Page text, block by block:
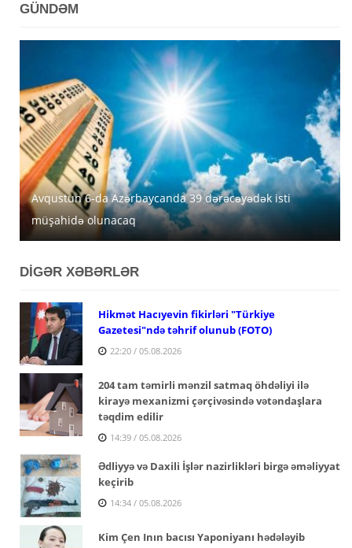
GÜNDƏM
Avqustun 6-da Azərbaycanda 39 dərəcəyədək isti
müşahidə olunacaq
Azərbaycanda avqustun 5-nə gözlənilən hava şəraiti
açıqlanıb
MİDA Lənkəran, Şirvan və Yevlaxda güzəştli mənzilləri
satışa çıxarır
DİGƏR XƏBƏRLƏR
Hikmət Hacıyevin fikirləri "Türkiye
Gazetesi"ndə təhrif olunub (FOTO)
22:20 / 05.08.2026
204 tam təmirli mənzil satmaq öhdəliyi ilə
kirayə mexanizmi çərçivəsində vətəndaşlara
təqdim edilir
14:39 / 05.08.2026
Ədliyyə və Daxili İşlər nazirlikləri birgə əməliyyat
keçirib
14:34 / 05.08.2026
Kim Çen Inın bacısı Yaponiyanı hədələyib